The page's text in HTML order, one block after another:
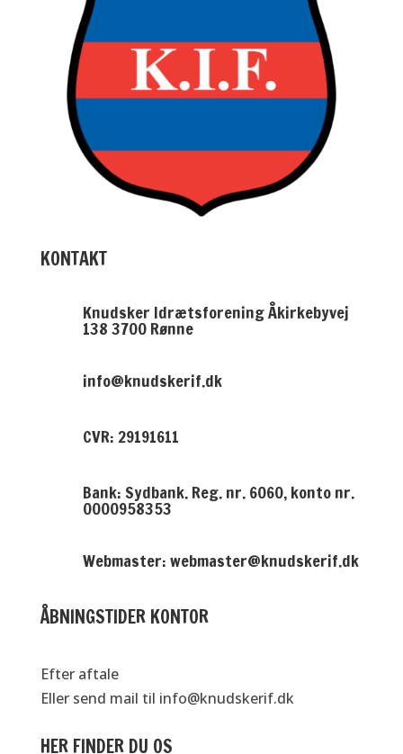
KONTAKT
Knudsker Idrætsforening Åkirkebyvej
138 3700 Rønne
info@knudskerif.dk
CVR: 29191611
Bank: Sydbank. Reg. nr. 6060, konto nr.
0000958353
Webmaster: webmaster@knudskerif.dk
ÅBNINGSTIDER KONTOR
Efter aftale
Eller send mail til info@knudskerif.dk
HER FINDER DU OS